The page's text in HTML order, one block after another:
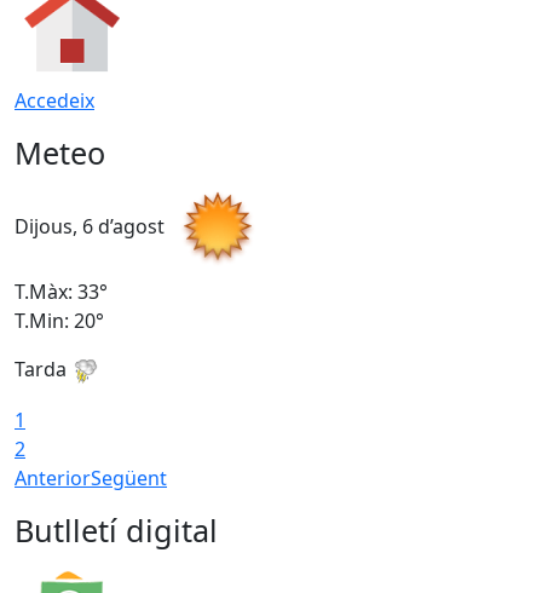
Accedeix
Meteo
Dijous, 6 d’agost
T.Màx: 33°
T.Min: 20°
Tarda
1
2
AnteriorSegüent
Butlletí digital